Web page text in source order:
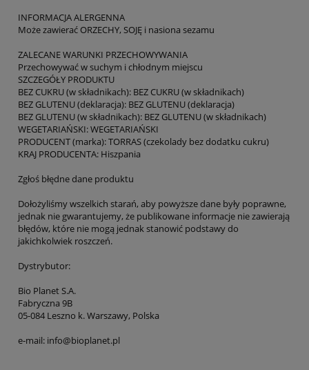
INFORMACJA ALERGENNA
Może zawierać ORZECHY, SOJĘ i nasiona sezamu
ZALECANE WARUNKI PRZECHOWYWANIA
Przechowywać w suchym i chłodnym miejscu
SZCZEGÓŁY PRODUKTU
BEZ CUKRU (w składnikach): BEZ CUKRU (w składnikach)
BEZ GLUTENU (deklaracja): BEZ GLUTENU (deklaracja)
BEZ GLUTENU (w składnikach): BEZ GLUTENU (w składnikach)
WEGETARIAŃSKI: WEGETARIAŃSKI
PRODUCENT (marka): TORRAS (czekolady bez dodatku cukru)
KRAJ PRODUCENTA: Hiszpania
Zgłoś błędne dane produktu
Dołożyliśmy wszelkich starań, aby powyższe dane były poprawne,
jednak nie gwarantujemy, że publikowane informacje nie zawierają
błędów, które nie mogą jednak stanowić podstawy do
jakichkolwiek roszczeń.
Dystrybutor:
Bio Planet S.A.
Fabryczna 9B
05-084 Leszno k. Warszawy, Polska
e-mail: info@bioplanet.pl